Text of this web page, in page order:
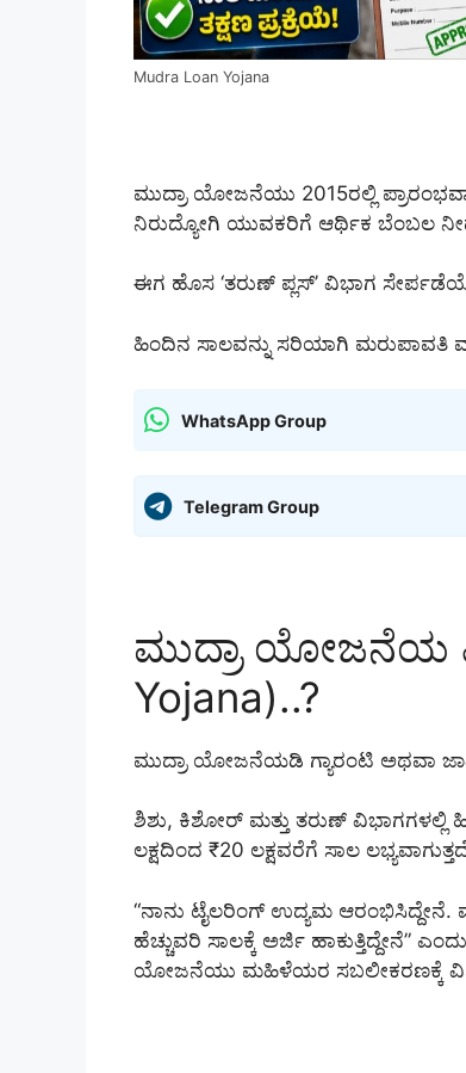
Mudra Loan Yojana
ಮುದ್ರಾ ಯೋಜನೆಯು 2015ರಲ್ಲಿ
ನಿರುದ್ಯೋಗಿ ಯುವಕರಿಗೆ ಆರ್ಥಿಕ ಬೆಂಬಲ
ಈಗ ಹೊಸ ‘ತರುಣ್ ಪ್ಲಸ್’ ವಿಭಾಗ
ಹಿಂದಿನ ಸಾಲವನ್ನು ಸರಿಯಾಗಿ ಮರುಪಾವತಿ
WhatsApp Group
Telegram Group
ಮುದ್ರಾ ಯೋಜನೆಯ
Yojana)..?
ಮುದ್ರಾ ಯೋಜನೆಯಡಿ ಗ್ಯಾರಂಟಿ ಅಥವಾ
ಶಿಶು, ಕಿಶೋರ್ ಮತ್ತು ತರುಣ್ ವಿಭಾಗಗಳಲ್ಲಿ
ಲಕ್ಷದಿಂದ ₹20 ಲಕ್ಷವರೆಗೆ ಸಾಲ
“ನಾನು ಟೈಲರಿಂಗ್ ಉದ್ಯಮ
ಹೆಚ್ಚುವರಿ ಸಾಲಕ್ಕೆ ಅರ್ಜಿ ಹಾಕುತ್ತಿದ್ದೇನೆ”
ಯೋಜನೆಯು ಮಹಿಳೆಯರ ಸಬಲೀಕರಣಕ್ಕೆ